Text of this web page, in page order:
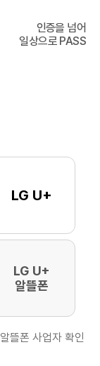
인증을 넘어
일상으로 PASS
LG U+
LG U+
알뜰폰
알뜰폰 사업자 확인